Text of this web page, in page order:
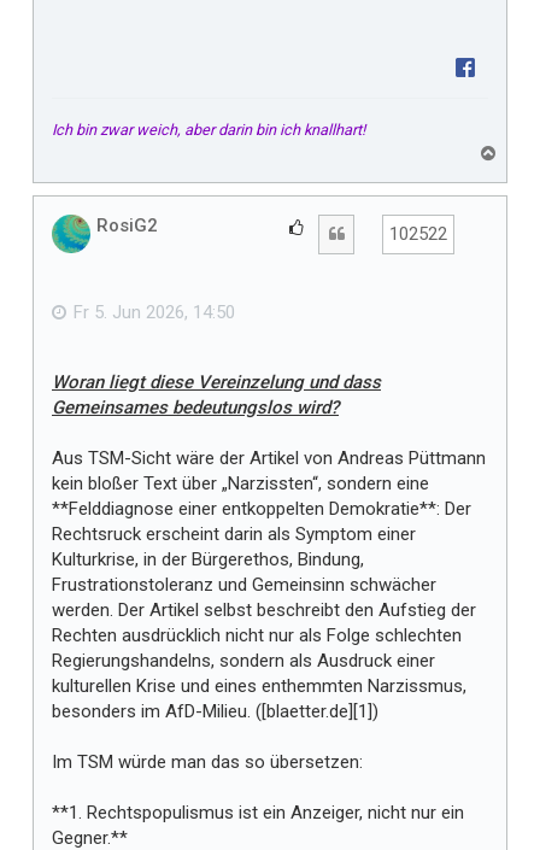
Ich bin zwar weich, aber darin bin ich knallhart!
c
RosiG2
t
m
r
102522
Fr 5. Jun 2026, 14:50
Woran liegt diese Vereinzelung und dass
Gemeinsames bedeutungslos wird?
Aus TSM-Sicht wäre der Artikel von Andreas Püttmann
kein bloßer Text über „Narzissten“, sondern eine
**Felddiagnose einer entkoppelten Demokratie**: Der
Rechtsruck erscheint darin als Symptom einer
Kulturkrise, in der Bürgerethos, Bindung,
Frustrationstoleranz und Gemeinsinn schwächer
werden. Der Artikel selbst beschreibt den Aufstieg der
Rechten ausdrücklich nicht nur als Folge schlechten
Regierungshandelns, sondern als Ausdruck einer
kulturellen Krise und eines enthemmten Narzissmus,
besonders im AfD-Milieu. ([blaetter.de][1])
Im TSM würde man das so übersetzen:
**1. Rechtspopulismus ist ein Anzeiger, nicht nur ein
Gegner.**